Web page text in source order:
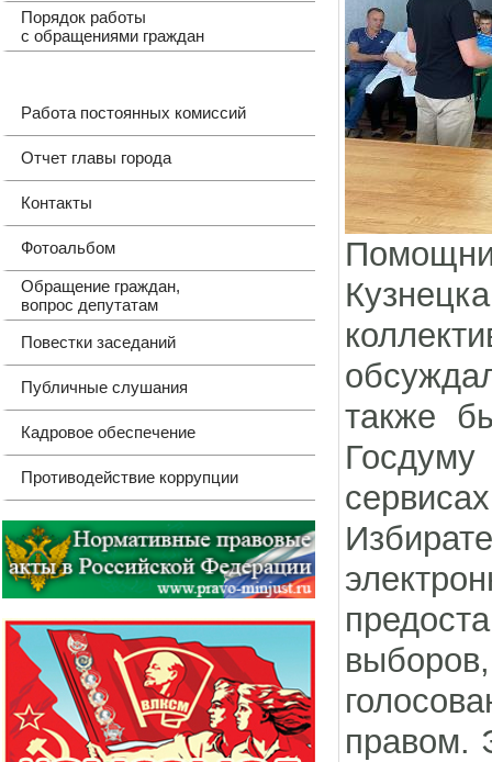
Порядок работы
с обращениями граждан
Работа постоянных комиссий
Отчет главы города
Контакты
Фотоальбом
Обращение граждан,
вопрос депутатам
Повестки заседаний
Публичные слушания
Кадровое обеспечение
Противодействие коррупции
также
правом.